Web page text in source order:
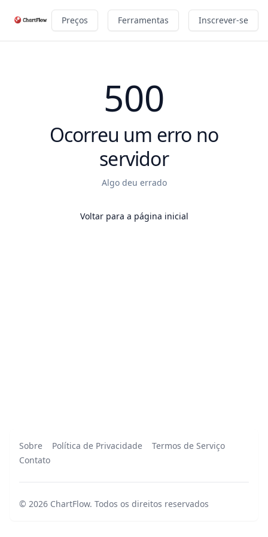
Preços Ferramentas Inscrever-se
500
Ocorreu um erro no
servidor
Algo deu errado
Voltar para a página inicial
Sobre Política de Privacidade
Termos de Serviço
Contato
© 2026 ChartFlow. Todos os direitos reservados